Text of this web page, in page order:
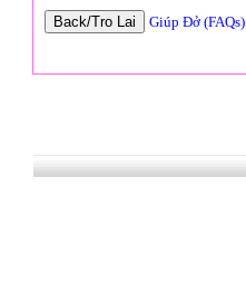
Giúp Đở (FAQs)